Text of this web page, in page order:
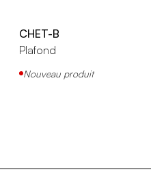
CHET-B
Plafond
Nouveau produit